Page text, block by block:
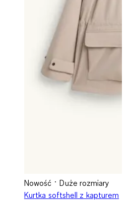
Nowość
Duże rozmiary
Kurtka softshell z kapturem